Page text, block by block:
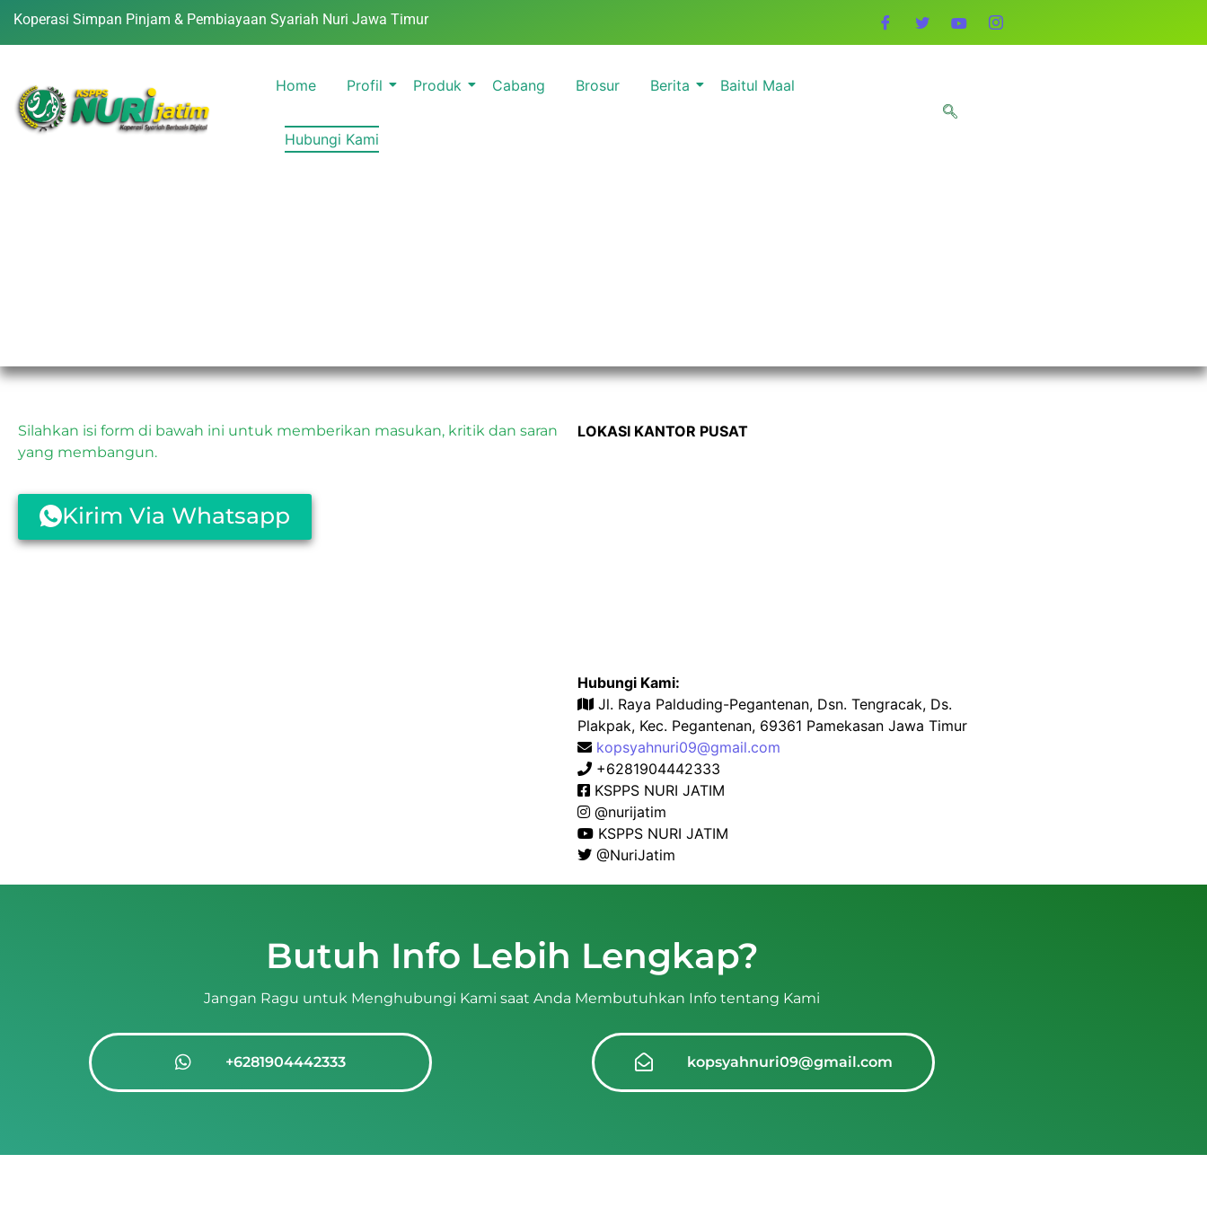
Koperasi Simpan Pinjam & Pembiayaan Syariah Nuri Jawa Timur
Home Profil Produk Cabang Brosur Berita Baitul Maal
Hubungi Kami
Silahkan isi form di bawah ini untuk memberikan masukan, kritik dan saran
yang membangun.
Kirim Via Whatsapp
LOKASI KANTOR PUSAT
Hubungi Kami:
Jl. Raya Palduding-Pegantenan, Dsn. Tengracak, Ds.
Plakpak, Kec. Pegantenan, 69361 Pamekasan Jawa Timur
kopsyahnuri09@gmail.com
+6281904442333
KSPPS NURI JATIM
@nurijatim
KSPPS NURI JATIM
@NuriJatim
Butuh Info Lebih Lengkap?
Jangan Ragu untuk Menghubungi Kami saat Anda Membutuhkan Info tentang Kami
+6281904442333 kopsyahnuri09@gmail.com